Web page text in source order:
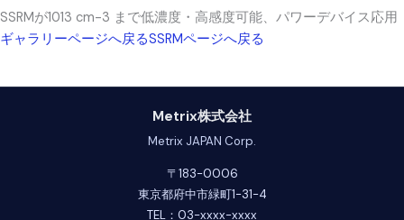
SSRMが1013 cm-3 まで低濃度・高感度可能、パワーデバイス応用
ギャラリーページへ戻るSSRMページへ戻る
Metrix株式会社
Metrix JAPAN Corp.
〒183-0006
東京都府中市緑町1-31-4
TEL：03-xxxx-xxxx